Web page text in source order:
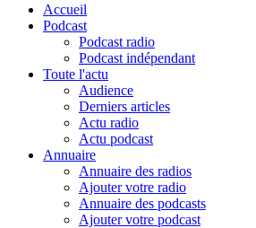
Accueil
Podcast
Podcast radio
Podcast indépendant
Toute l'actu
Audience
Derniers articles
Actu radio
Actu podcast
Annuaire
Annuaire des radios
Ajouter votre radio
Annuaire des podcasts
Ajouter votre podcast